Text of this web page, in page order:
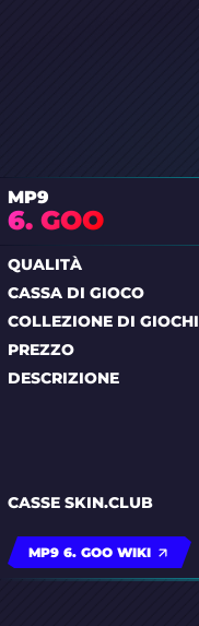
MP9
6. GOO
QUALITÀ
CASSA DI GIOCO
COLLEZIONE DI GIOCHI
PREZZO
DESCRIZIONE
CASSE SKIN.CLUB
MP9 6. GOO WIKI